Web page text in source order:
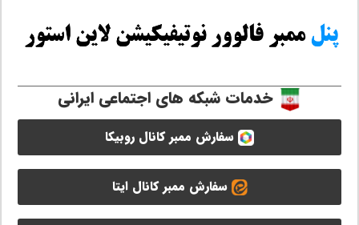
خدمات شبکه های اجتماعی ایرانی
سفارش ممبر کانال روبیکا
سفارش ممبر کانال ایتا